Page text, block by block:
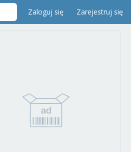
Zaloguj się Zarejestruj się